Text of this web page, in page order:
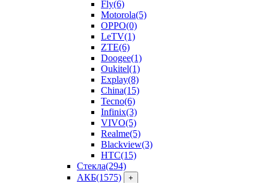
Fly(6)
Motorola(5)
OPPO(0)
LeTV(1)
ZTE(6)
Doogee(1)
Oukitel(1)
Explay(8)
China(15)
Tecno(6)
Infinix(3)
VIVO(5)
Realme(5)
Blackview(3)
HTC(15)
Стекла(294)
АКБ(1575) +